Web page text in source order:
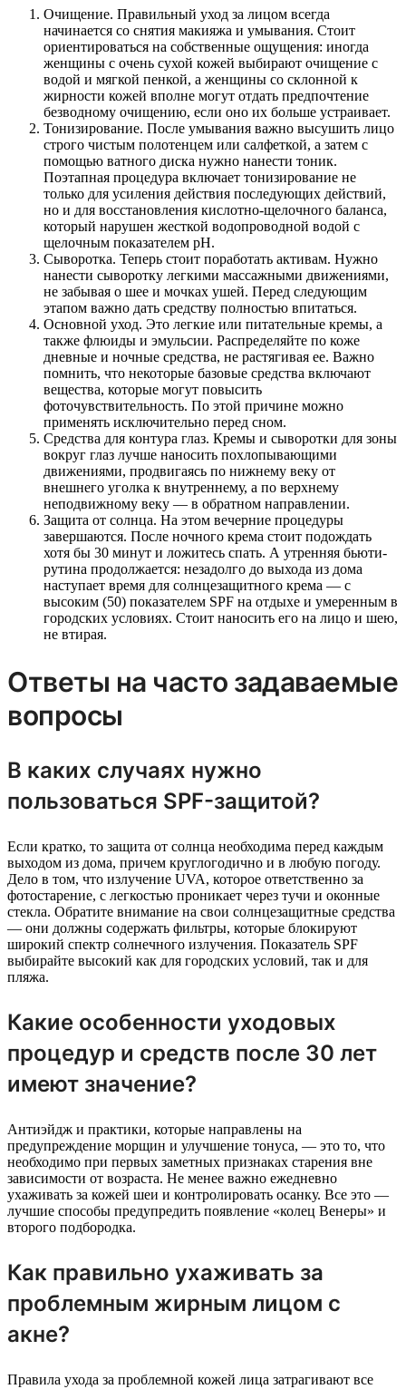
Очищение. Правильный уход за лицом всегда
начинается со снятия макияжа и умывания. Стоит
ориентироваться на собственные ощущения: иногда
женщины с очень сухой кожей выбирают очищение с
водой и мягкой пенкой, а женщины со склонной к
жирности кожей вполне могут отдать предпочтение
безводному очищению, если оно их больше устраивает.
Тонизирование. После умывания важно высушить лицо
строго чистым полотенцем или салфеткой, а затем с
помощью ватного диска нужно нанести тоник.
Поэтапная процедура включает тонизирование не
только для усиления действия последующих действий,
но и для восстановления кислотно-щелочного баланса,
который нарушен жесткой водопроводной водой с
щелочным показателем pH.
Сыворотка. Теперь стоит поработать активам. Нужно
нанести сыворотку легкими массажными движениями,
не забывая о шее и мочках ушей. Перед следующим
этапом важно дать средству полностью впитаться.
Основной уход. Это легкие или питательные кремы, а
также флюиды и эмульсии. Распределяйте по коже
дневные и ночные средства, не растягивая ее. Важно
помнить, что некоторые базовые средства включают
вещества, которые могут повысить
фоточувствительность. По этой причине можно
применять исключительно перед сном.
Средства для контура глаз. Кремы и сыворотки для зоны
вокруг глаз лучше наносить похлопывающими
движениями, продвигаясь по нижнему веку от
внешнего уголка к внутреннему, а по верхнему
неподвижному веку — в обратном направлении.
Защита от солнца. На этом вечерние процедуры
завершаются. После ночного крема стоит подождать
хотя бы 30 минут и ложитесь спать. А утренняя бьюти-
рутина продолжается: незадолго до выхода из дома
наступает время для солнцезащитного крема — с
высоким (50) показателем SPF на отдыхе и умеренным в
городских условиях. Стоит наносить его на лицо и шею,
не втирая.
Ответы на часто задаваемые
вопросы
В каких случаях нужно
пользоваться SPF-защитой?
Если кратко, то защита от солнца необходима перед каждым
выходом из дома, причем круглогодично и в любую погоду.
Дело в том, что излучение UVA, которое ответственно за
фотостарение, с легкостью проникает через тучи и оконные
стекла. Обратите внимание на свои солнцезащитные средства
— они должны содержать фильтры, которые блокируют
широкий спектр солнечного излучения. Показатель SPF
выбирайте высокий как для городских условий, так и для
пляжа.
Какие особенности уходовых
процедур и средств после 30 лет
имеют значение?
Антиэйдж и практики, которые направлены на
предупреждение морщин и улучшение тонуса, — это то, что
необходимо при первых заметных признаках старения вне
зависимости от возраста. Не менее важно ежедневно
ухаживать за кожей шеи и контролировать осанку. Все это —
лучшие способы предупредить появление «колец Венеры» и
второго подбородка.
Как правильно ухаживать за
проблемным жирным лицом с
акне?
Правила ухода за проблемной кожей лица затрагивают все